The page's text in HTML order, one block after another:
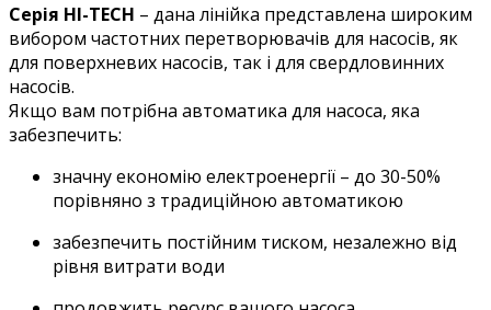
Серія HI-TECH – дана лінійка представлена широким
вибором частотних перетворювачів для насосів, як
для поверхневих насосів, так і для свердловинних
насосів.
Якщо вам потрібна автоматика для насоса, яка
забезпечить:
значну економію електроенергії – до 30-50%
порівняно з традиційною автоматикою
забезпечить постійним тиском, незалежно від
рівня витрати води